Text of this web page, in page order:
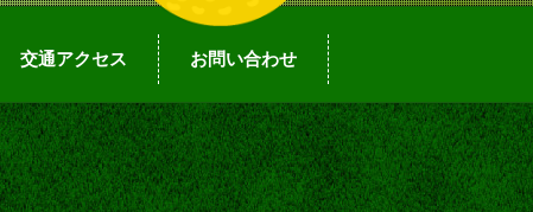
交通アクセス お問い合わせ